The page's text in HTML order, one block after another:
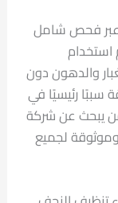
عبر فحص شامل
استخدام
والدهون دون
رئيسيًا في
من يبحث عن شركة
لجميع